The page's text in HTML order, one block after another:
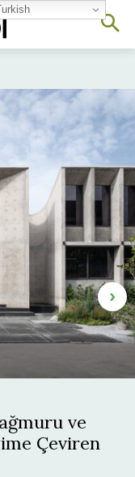
ve
Çeviren